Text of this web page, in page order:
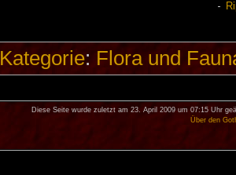
Kategorie: Flora und
Diese Seite wurde zuletzt am 23. April 2009 um 07:15 Uhr
Über den